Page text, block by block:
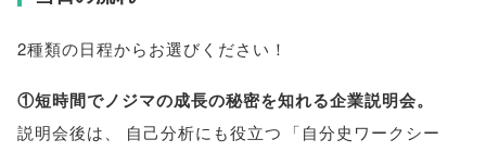
2種類の日程からお選びください！
①短時間でノジマの成長の秘密を知れる企業説明会。
説明会後は、 自己分析にも役立つ 「自分史ワークシー